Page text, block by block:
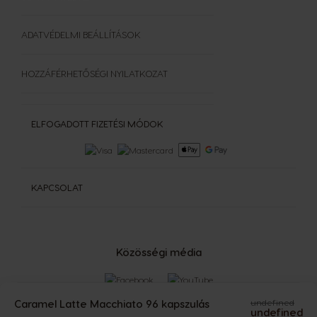
Közösségi média
ELFOGADOTT FIZETÉSI MÓDOK
KAPCSOLAT
ADATVÉDELMI BEÁLLÍTÁSOK
HOZZÁFÉRHETŐSÉGI NYILATKOZAT
Caramel Latte Macchiato 96 kapszulás
undefined
undefined